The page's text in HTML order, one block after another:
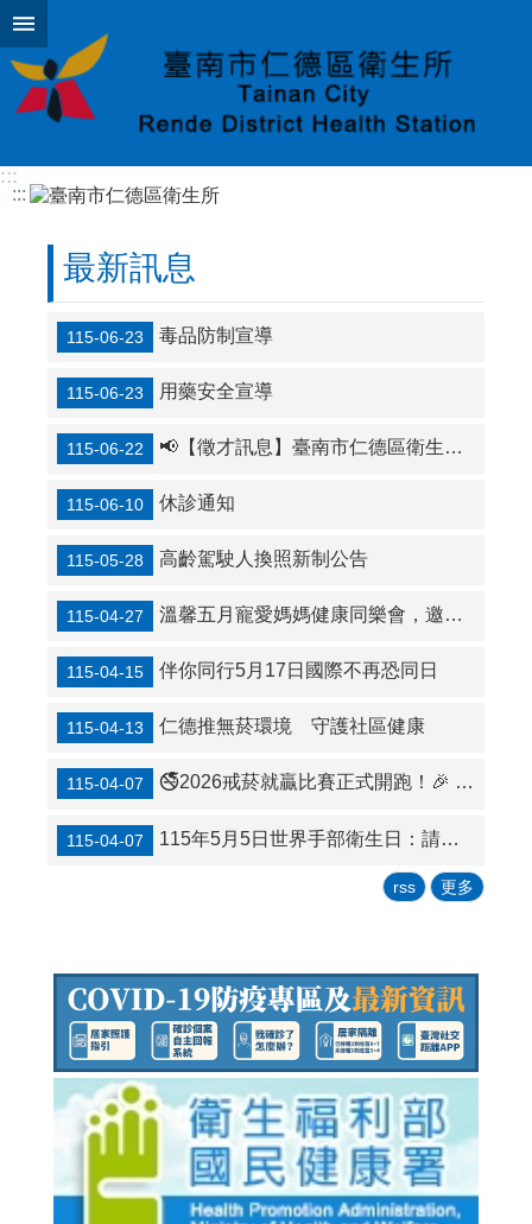
跳到主要內容區塊
:::
:::
最新訊息
115-06-23 毒品防制宣導
115-06-23 用藥安全宣導
115-06-22 📢【徵才訊息】臺南市仁德區衛生所 誠徵護理師職務代理人
115-06-10 休診通知
115-05-28 高齡駕駛人換照新制公告
115-04-27 溫馨五月寵愛媽媽健康同樂會，邀請市民朋友及偉大媽媽們牽手來參加!
115-04-15 伴你同行5月17日國際不再恐同日
115-04-13 仁德推無菸環境 守護社區健康
115-04-07 🚭2026戒菸就贏比賽正式開跑！🎉 號召大家擺脫菸癮，還有機會抱走大獎💰
115-04-07 115年5月5日世界手部衛生日：請記得正確洗手7步驟，細菌病毒遠離我！
rss 更多